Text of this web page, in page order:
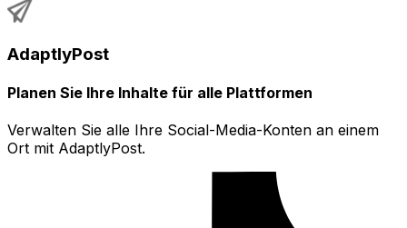
AdaptlyPost
Planen Sie Ihre Inhalte für alle Plattformen
Verwalten Sie alle Ihre Social-Media-Konten an einem
Ort mit AdaptlyPost.